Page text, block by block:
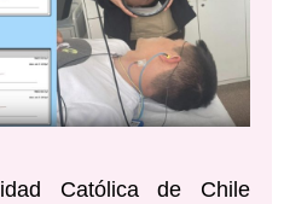
Católica de Chile